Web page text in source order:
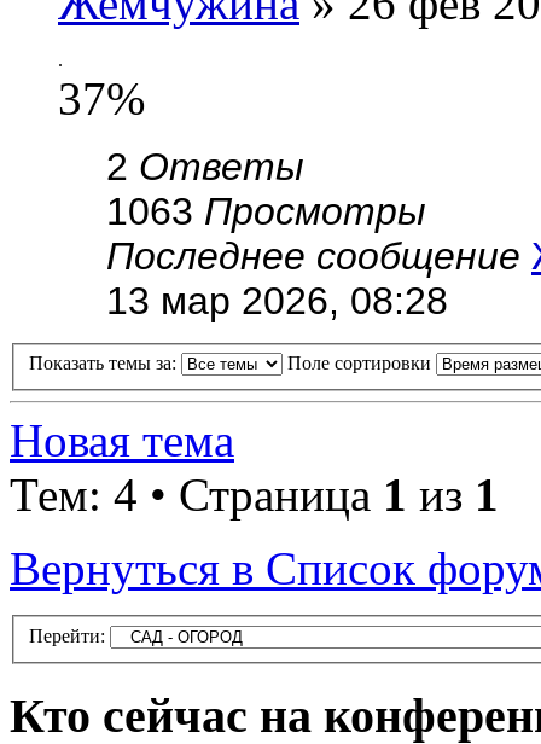
.
37%
2 Ответы
1063 Просмотры
Последнее сообщение
13 мар 2026, 08:28
Показать темы за: Поле сортировки
Новая тема
Тем: 4 • Страница 1 из 1
Вернуться в Список
Перейти:
Кто сейчас на